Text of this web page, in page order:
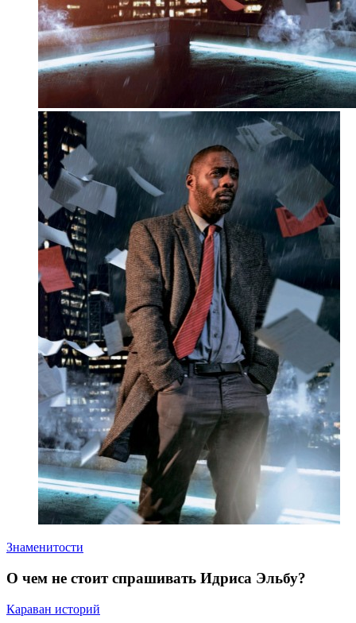
Знаменитости
О чем не стоит спрашивать Идриса Эльбу?
Караван историй